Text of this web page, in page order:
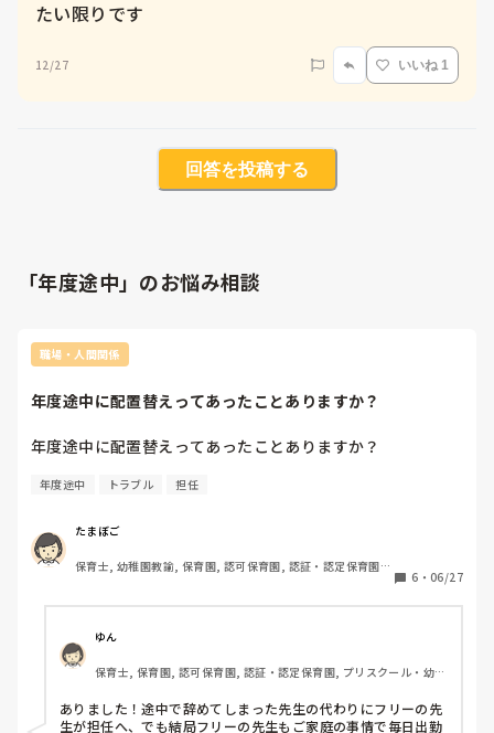
たい限りです
12/27 いいね 1
回答を投稿する
「年度途中」のお悩み相談
職場・人間関係
年度途中に配置替えってあったことありますか？
年度途中に配置替えってあったことありますか？
年度途中 トラブル 担任
たまぼご
保育士, 幼稚園教諭, 保育園, 認可保育園, 認証・認定保育園,
6 ・ 06/27
ゆん
保育士, 保育園, 認可保育園, 認証・認定保育園, プリスクール・幼児
ありました！途中で辞めてしまった先生の代わりにフリーの先
生が担任へ、でも結局フリーの先生もご家庭の事情で毎日出勤